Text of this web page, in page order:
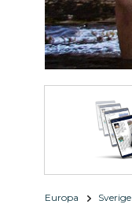
Europa Sverige